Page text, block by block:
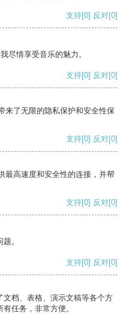
支持[0] 反对[0]
尽情享受音乐的魅力。
支持[0] 反对[0]
来了无限的隐私保护和安全性保
支持[0] 反对[0]
最高速度和安全性的连接，并帮
支持[0] 反对[0]
。
支持[0] 反对[0]
档、表格、演示文稿等各个方
任务，非常方便。